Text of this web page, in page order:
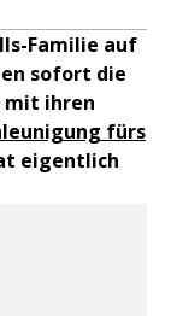
Familie auf
sofort die
mit ihren
fürs
eigentlich